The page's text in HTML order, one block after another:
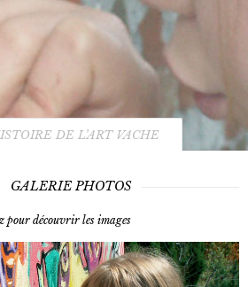
DE L’ART VACHE
GALERIE PHOTOS
pour découvrir les images